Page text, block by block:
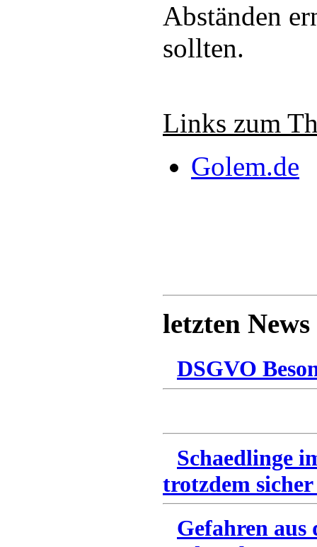
Abständen
sollten.
Links zum
Golem.de
letzten News
DSGVO
Schaedlinge
trotzdem
Gefahren